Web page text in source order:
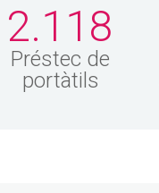
2.118
Préstec de
portàtils